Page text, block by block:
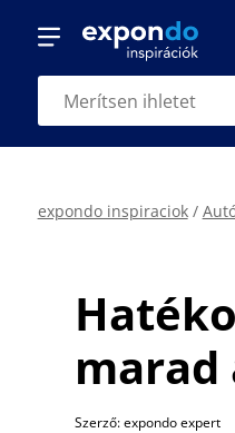
expondo inspiraciok/
marad
Szerző: expondo expert